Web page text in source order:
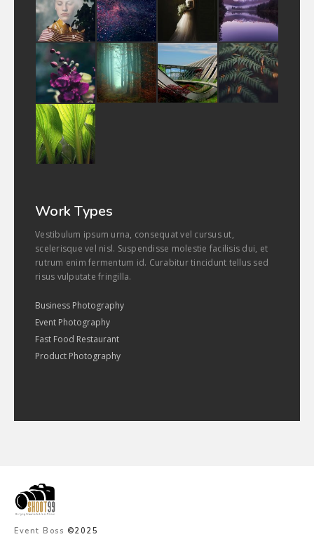
Work Types
Vestibulum ipsum urna, consequat vel cursus ut,
scelerisque vel nisl. Suspendisse molestie facilisis dui, et
rutrum enim fermentum id. Curabitur tincidunt tellus sed
risus vulputate fringilla.
Business Photography
Event Photography
Fast Food Restaurant
Product Photography
Event Boss ©2025